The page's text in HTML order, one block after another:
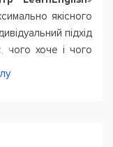
якісного
підхід
чого хоче і чого
завдання,